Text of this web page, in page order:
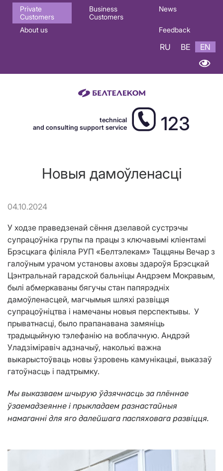
Основная
навигация
Private
Customers
Business
Customers
News
About us Feedback
RU BE EN
technical
and consulting support service
123
Новыя дамоўленасці
04.10.2024
У ходзе праведзенай сёння дзелавой сустрэчы
супрацоўніка групы па працы з ключавымі кліентамі
Брэсцкага філіяла РУП «Белтэлекам» Таццяны Вечар з
галоўным урачом установы аховы здароўя Брэсцкай
Цэнтральнай гарадской бальніцы Андрэем Мокравым,
былі абмеркаваны бягучы стан папярэдніх
дамоўленасцей, магчымыя шляхі развіцця
супрацоўніцтва і намечаны новыя перспектывы. У
прыватнасці, было прапанавана замяніць
традыцыйную тэлефанію на воблачную. Андрэй
Уладзіміравіч адзначыў, наколькі важна
выкарыстоўваць новы ўзровень камунікацыі, выказаў
гатоўнасць і падтрымку.
Мы выказваем шчырую ўдзячнасць за плённае
ўзаемадзеянне і прыкладаем разнастайныя
намаганні для яго далейшага паспяховага развіцця.